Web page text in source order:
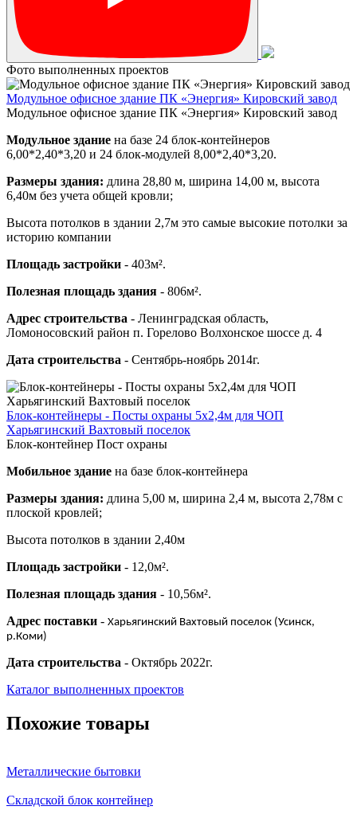
Фото выполненных проектов
Модульное офисное здание ПК «Энергия» Кировский завод
Модульное офисное здание ПК «Энергия» Кировский завод
Модульное здание на базе 24 блок-контейнеров
6,00*2,40*3,20 и 24 блок-модулей 8,00*2,40*3,20.
Размеры здания: длина 28,80 м, ширина 14,00 м, высота
6,40м без учета общей кровли;
Высота потолков в здании 2,7м это самые высокие потолки за
историю компании
Площадь застройки - 403м².
Полезная площадь здания - 806м².
Адрес строительства - Ленинградская область,
Ломоносовский район п. Горелово Волхонское шоссе д. 4
Дата строительства - Сентябрь-ноябрь 2014г.
Блок-контейнеры - Посты охраны 5х2,4м для ЧОП
Харьягинский Вахтовый поселок
Блок-контейнер Пост охраны
Мобильное здание на базе блок-контейнера
Размеры здания: длина 5,00 м, ширина 2,4 м, высота 2,78м с
плоской кровлей;
Высота потолков в здании 2,40м
Площадь застройки - 12,0м².
Полезная площадь здания - 10,56м².
Адрес поставки - Харьягинский Вахтовый поселок (Усинск,
р.Коми)
Дата строительства - Октябрь 2022г.
Каталог выполненных проектов
Похожие товары
Металлические бытовки
Складской блок контейнер